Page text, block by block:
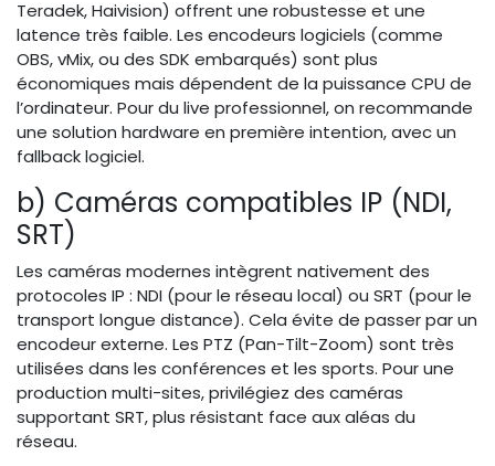
Teradek, Haivision) offrent une robustesse et une
latence très faible. Les encodeurs logiciels (comme
OBS, vMix, ou des SDK embarqués) sont plus
économiques mais dépendent de la puissance CPU de
l’ordinateur. Pour du live professionnel, on recommande
une solution hardware en première intention, avec un
fallback logiciel.
b) Caméras compatibles IP (NDI,
SRT)
Les caméras modernes intègrent nativement des
protocoles IP : NDI (pour le réseau local) ou SRT (pour le
transport longue distance). Cela évite de passer par un
encodeur externe. Les PTZ (Pan-Tilt-Zoom) sont très
utilisées dans les conférences et les sports. Pour une
production multi-sites, privilégiez des caméras
supportant SRT, plus résistant face aux aléas du
réseau.